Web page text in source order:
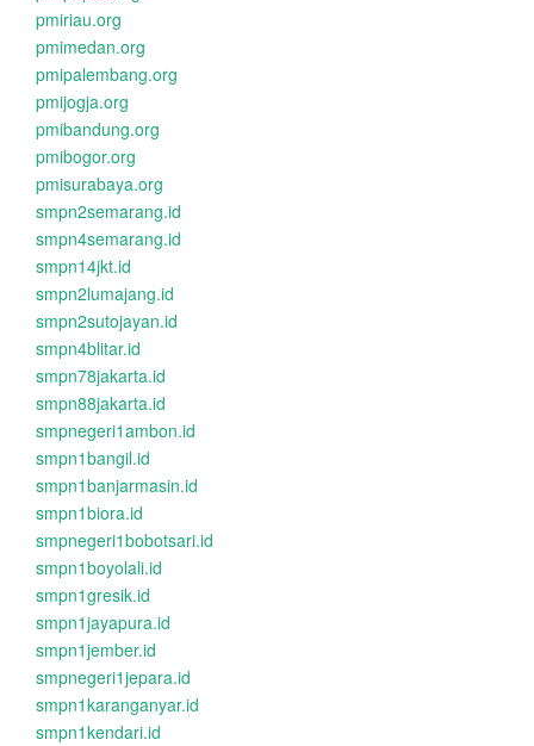
pmiriau.org
pmimedan.org
pmipalembang.org
pmijogja.org
pmibandung.org
pmibogor.org
pmisurabaya.org
smpn2semarang.id
smpn4semarang.id
smpn14jkt.id
smpn2lumajang.id
smpn2sutojayan.id
smpn4blitar.id
smpn78jakarta.id
smpn88jakarta.id
smpnegeri1ambon.id
smpn1bangil.id
smpn1banjarmasin.id
smpn1biora.id
smpnegeri1bobotsari.id
smpn1boyolali.id
smpn1gresik.id
smpn1jayapura.id
smpn1jember.id
smpnegeri1jepara.id
smpn1karanganyar.id
smpn1kendari.id